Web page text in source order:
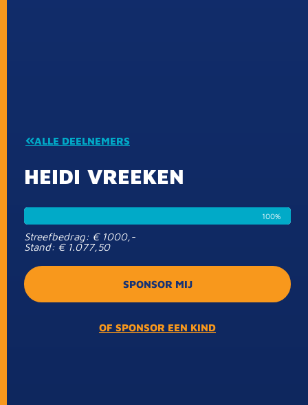
ALLE DEELNEMERS
HEIDI VREEKEN
100%
Streefbedrag: € 1000,-
Stand: € 1.077,50
SPONSOR MIJ
OF SPONSOR EEN KIND